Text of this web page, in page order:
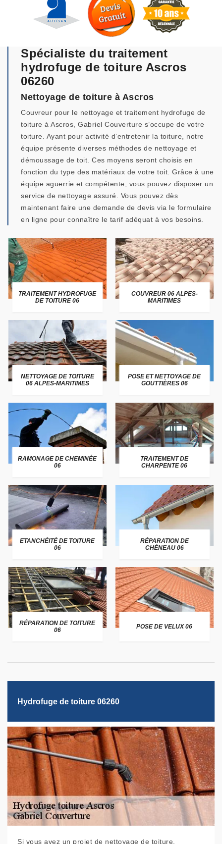
Spécialiste du traitement
hydrofuge de toiture Ascros
06260
Nettoyage de toiture à Ascros
Couvreur pour le nettoyage et traitement hydrofuge de
toiture à Ascros, Gabriel Couverture s’occupe de votre
toiture. Ayant pour activité d’entretenir la toiture, notre
équipe présente diverses méthodes de nettoyage et
démoussage de toit. Ces moyens seront choisis en
fonction du type des matériaux de votre toit. Grâce à une
équipe aguerrie et compétente, vous pouvez disposer un
service de nettoyage assuré. Vous pouvez dès
maintenant faire une demande de devis via le formulaire
en ligne pour connaître le tarif adéquat à vos besoins.
TRAITEMENT HYDROFUGE
DE TOITURE 06
COUVREUR 06 ALPES-
MARITIMES
NETTOYAGE DE TOITURE
06 ALPES-MARITIMES
POSE ET NETTOYAGE DE
GOUTTIÈRES 06
RAMONAGE DE CHEMINÉE
06
TRAITEMENT DE
CHARPENTE 06
ETANCHÉITÉ DE TOITURE
06
RÉPARATION DE
CHÉNEAU 06
RÉPARATION DE TOITURE
06
POSE DE VELUX 06
Hydrofuge de toiture 06260
Si vous avez un projet de nettoyage de toiture,